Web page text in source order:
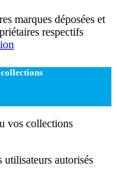
marques déposées et
respectifs
vos collections
autorisés